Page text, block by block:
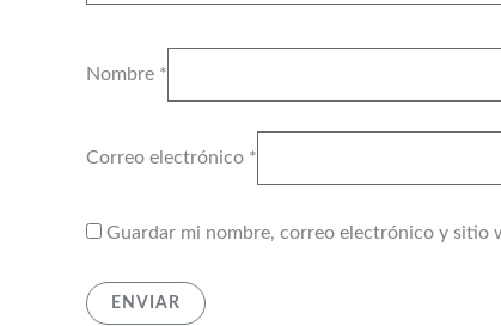
Nombre *
Correo electrónico *
Guardar mi nombre, correo electrónico y sitio